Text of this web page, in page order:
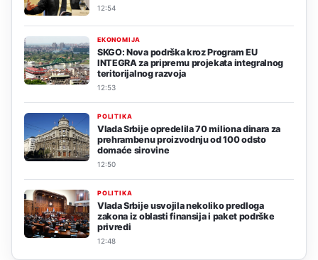
12:54
EKONOMIJA
SKGO: Nova podrška kroz Program EU
INTEGRA za pripremu projekata integralnog
teritorijalnog razvoja
12:53
POLITIKA
Vlada Srbije opredelila 70 miliona dinara za
prehrambenu proizvodnju od 100 odsto
domaće sirovine
12:50
POLITIKA
Vlada Srbije usvojila nekoliko predloga
zakona iz oblasti finansija i paket podrške
privredi
12:48